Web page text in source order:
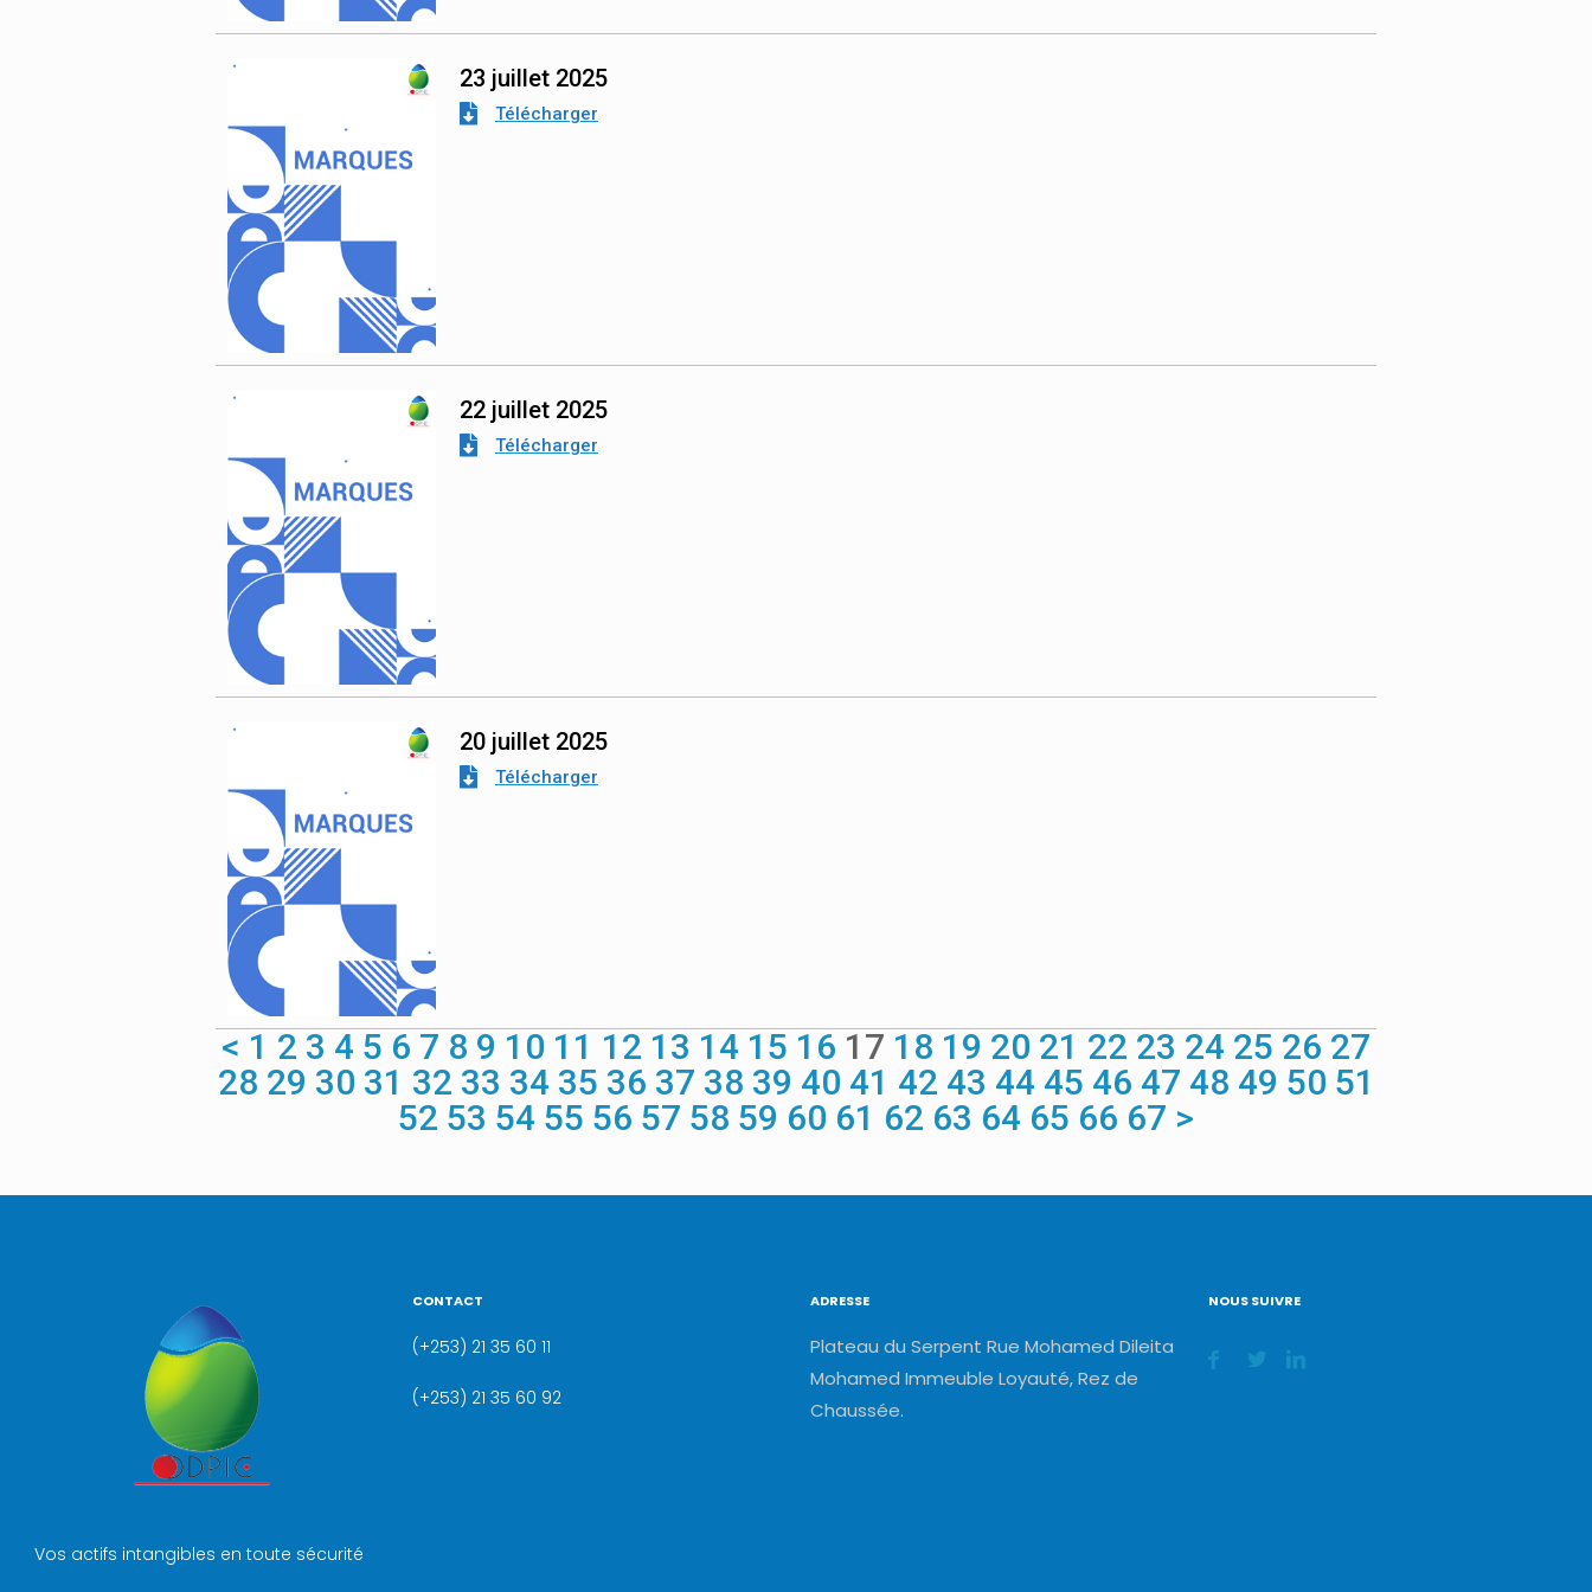
23 juillet 2025
Télécharger
22 juillet 2025
Télécharger
20 juillet 2025
Télécharger
< 1 2 3 4 5 6 7 8 9 10 11 12 13 14 15 16 17 18 19 20 21 22 23 24 25 26 27
28 29 30 31 32 33 34 35 36 37 38 39 40 41 42 43 44 45 46 47 48 49 50 51
52 53 54 55 56 57 58 59 60 61 62 63 64 65 66 67 >
Vos actifs intangibles en toute sécurité
CONTACT
(+253) 21 35 60 11
(+253) 21 35 60 92
ADRESSE
Plateau du Serpent Rue Mohamed Dileita
Mohamed Immeuble Loyauté, Rez de
Chaussée.
NOUS SUIVRE